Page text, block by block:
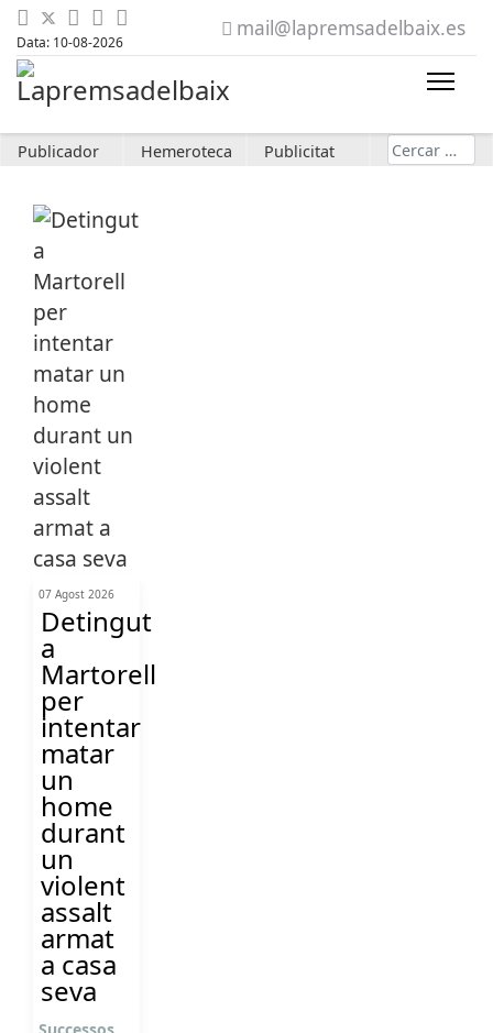
Data: 10-08-2026
mail@lapremsadelbaix.es
Publicador Hemeroteca Publicitat Cerca
07 Agost 2026
Detingut
a
Martorell
per
intentar
matar
un
home
durant
un
violent
assalt
armat
a casa
seva